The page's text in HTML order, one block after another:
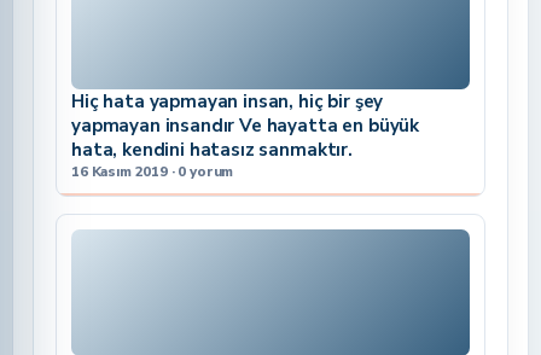
Hiç hata yapmayan insan, hiç bir şey
yapmayan insandır Ve hayatta en büyük
hata, kendini hatasız sanmaktır.
16 Kasım 2019 · 0 yorum